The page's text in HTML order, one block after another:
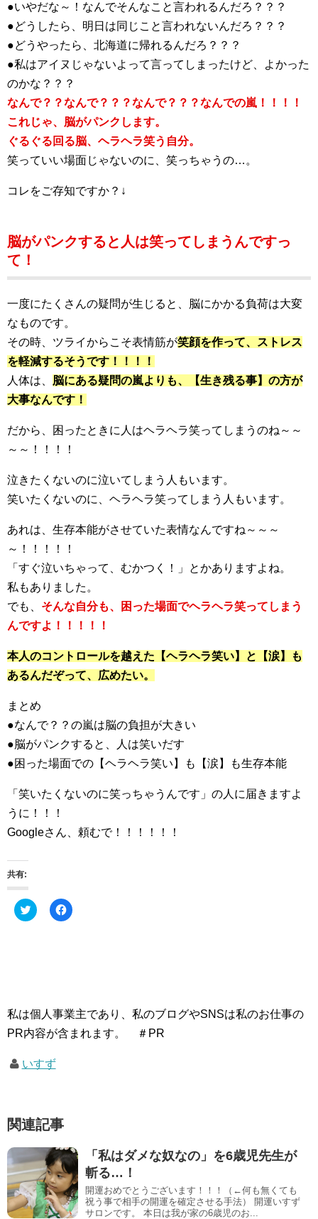
●いやだな～！なんでそんなこと言われるんだろ？？？
●どうしたら、明日は同じこと言われないんだろ？？？
●どうやったら、北海道に帰れるんだろ？？？
●私はアイヌじゃないよって言ってしまったけど、よかった
のかな？？？
なんで？？なんで？？？なんで？？？なんでの嵐！！！！
これじゃ、脳がパンクします。
ぐるぐる回る脳、ヘラヘラ笑う自分。
笑っていい場面じゃないのに、笑っちゃうの…。
コレをご存知ですか？↓
脳がパンクすると人は笑ってしまうんですっ
て！
一度にたくさんの疑問が生じると、脳にかかる負荷は大変
なものです。
その時、ツライからこそ表情筋が笑顔を作って、ストレス
を軽減するそうです！！！！
人体は、 脳にある疑問の嵐よりも、【生き残る事】の方が
大事なんです！
だから、困ったときに人はヘラヘラ笑ってしまうのね～～
～～！！！！
泣きたくないのに泣いてしまう人もいます。
笑いたくないのに、ヘラヘラ笑ってしまう人もいます。
あれは、生存本能がさせていた表情なんですね～～～
～！！！！！
「すぐ泣いちゃって、むかつく！」とかありますよね。
私もありました。
でも、 そんな自分も、困った場面でヘラヘラ笑ってしまう
んですよ！！！！！
本人のコントロールを越えた【ヘラヘラ笑い】と【涙】も
あるんだぞって、広めたい。
まとめ
●なんで？？の嵐は脳の負担が大きい
●脳がパンクすると、人は笑いだす
●困った場面での【ヘラヘラ笑い】も【涙】も生存本能
「笑いたくないのに笑っちゃうんです」の人に届きますよ
うに！！！
Googleさん、頼むで！！！！！！
共有:
ク
リ
e
r
で
共
新
し
ド
ウ
開
き
ま
す
)
F
a
す
る
に
は
新
し
い
ウ
ィ
ン
ド
ウ
私は個人事業主であり、私のブログやSNSは私のお仕事の
PR内容が含まれます。 ＃PR
いすず
関連記事
「私はダメな奴なの」を6歳児先生が
斬る…！
開運おめでとうございます！！！（←何も無くても
祝う事で相手の開運を確定させる手法） 開運いすず
サロンです。 本日は我が家の6歳児のお...